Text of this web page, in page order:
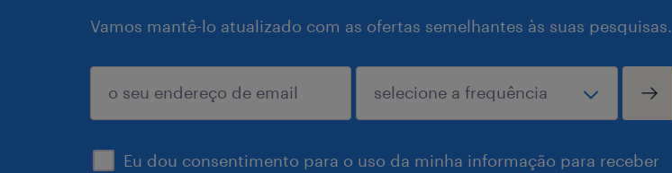
Vamos mantê-lo atualizado com as ofertas semelhantes às suas pesquisas.
Eu dou consentimento para o uso da minha informação para receber
enviar